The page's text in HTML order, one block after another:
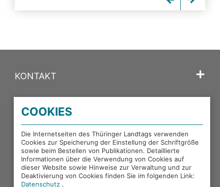
KONTAKT
PORTALE DES THÜRINGER LANDTAGS
EXTERNE LINKS
COOKIES
Die Internetseiten des Thüringer Landtags verwenden
Cookies zur Speicherung der Einstellung der Schriftgröße
sowie beim Bestellen von Publikationen. Detaillierte
Informationen über die Verwendung von Cookies auf
dieser Website sowie Hinweise zur Verwaltung und zur
Deaktivierung von Cookies finden Sie im folgenden Link:
Datenschutz .